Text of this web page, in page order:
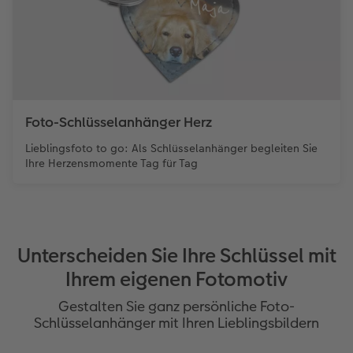
Foto-Schlüsselanhänger Herz
Lieblingsfoto to go: Als Schlüsselanhänger begleiten Sie
Ihre Herzensmomente Tag für Tag
Unterscheiden Sie Ihre Schlüssel mit
Ihrem eigenen Fotomotiv
Gestalten Sie ganz persönliche Foto-
Schlüsselanhänger mit Ihren Lieblingsbildern